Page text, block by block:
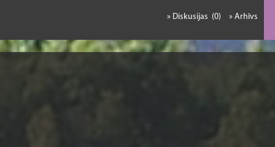
» Arhīvs
» Diskusijas (0)